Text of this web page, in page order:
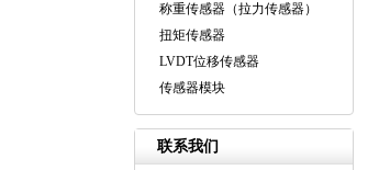
称重传感器（拉力传感器）
扭矩传感器
LVDT位移传感器
传感器模块
联系我们